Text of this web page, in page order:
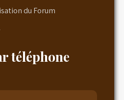
du Forum
téléphone